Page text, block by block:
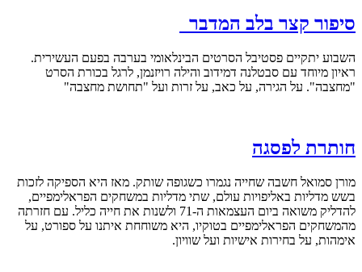
סיפור קצר בלב המדבר
השבוע יתקיים פסטיבל הסרטים הבינלאומי בערבה בפעם העשירית.
ראיון מיוחד עם סבטלנה דמידוב והילה רויזנמן, לרגל בכורת הסרט
"מחצבה". על הגירה, על כאב, על זרות ועל "תחושת מחצבה"
חותרת לפסגה
מורן סמואל חשבה שחייה נגמרו כשגופה שותק. מאז היא הספיקה לזכות
בשש מדליות באליפויות עולם, שתי מדליות במשחקים הפראלימפיים,
להדליק משואה ביום העצמאות ה-71 ולשנות את חייה כליל. עם חזרתה
מהמשחקים הפראלימפיים בטוקיו, היא משוחחת איתנו על ספורט, על
אימהות, על בחירות אישיות ועל שוויון.